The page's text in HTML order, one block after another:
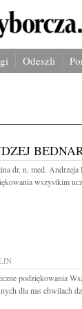
Odeszli
dr. n. med. Andrzeja
wszystkim
podziękowania
dla nas chwilach